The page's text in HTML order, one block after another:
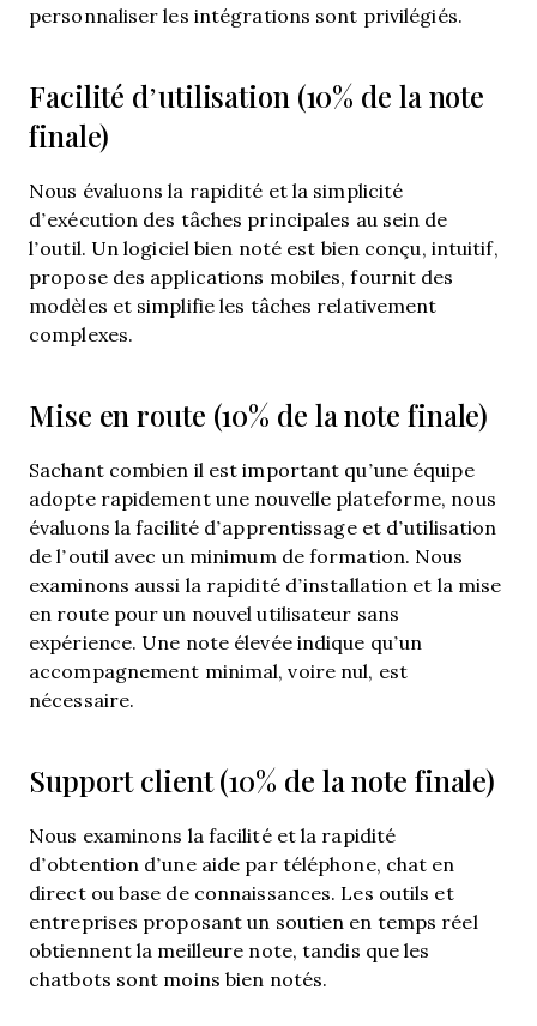
personnaliser les intégrations sont privilégiés.
Facilité d’utilisation (10% de la note
finale)
Nous évaluons la rapidité et la simplicité
d’exécution des tâches principales au sein de
l’outil. Un logiciel bien noté est bien conçu, intuitif,
propose des applications mobiles, fournit des
modèles et simplifie les tâches relativement
complexes.
Mise en route (10% de la note finale)
Sachant combien il est important qu’une équipe
adopte rapidement une nouvelle plateforme, nous
évaluons la facilité d’apprentissage et d’utilisation
de l’outil avec un minimum de formation. Nous
examinons aussi la rapidité d’installation et la mise
en route pour un nouvel utilisateur sans
expérience. Une note élevée indique qu’un
accompagnement minimal, voire nul, est
nécessaire.
Support client (10% de la note finale)
Nous examinons la facilité et la rapidité
d’obtention d’une aide par téléphone, chat en
direct ou base de connaissances. Les outils et
entreprises proposant un soutien en temps réel
obtiennent la meilleure note, tandis que les
chatbots sont moins bien notés.